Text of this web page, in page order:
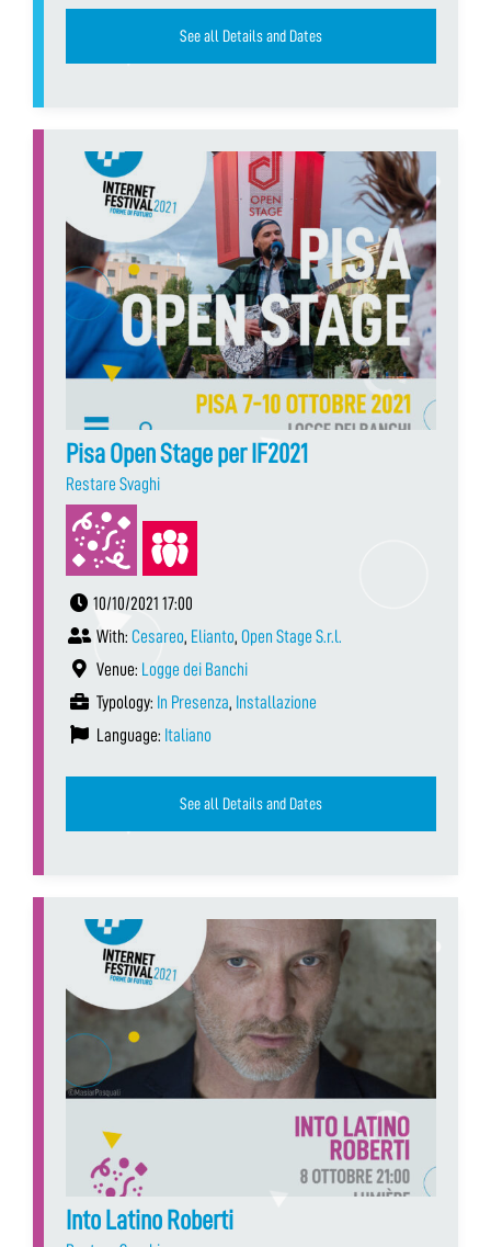
See all Details and Dates
Pisa Open Stage per IF2021
Restare Svaghi
10/10/2021 17:00
With: Cesareo, Elianto, Open Stage S.r.l.
Venue: Logge dei Banchi
Typology: In Presenza, Installazione
Language: Italiano
See all Details and Dates
Into Latino Roberti